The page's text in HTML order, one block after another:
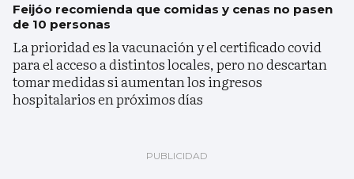
Feijóo recomienda que comidas y cenas no pasen
de 10 personas
La prioridad es la vacunación y el certificado covid
para el acceso a distintos locales, pero no descartan
tomar medidas si aumentan los ingresos
hospitalarios en próximos días